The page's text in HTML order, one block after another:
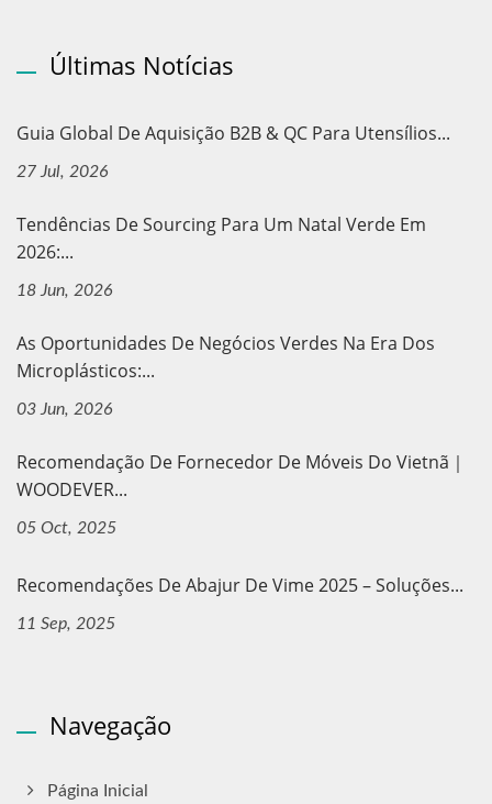
Últimas Notícias
Guia Global De Aquisição B2B & QC Para Utensílios...
27 Jul, 2026
Tendências De Sourcing Para Um Natal Verde Em
2026:...
18 Jun, 2026
As Oportunidades De Negócios Verdes Na Era Dos
Microplásticos:...
03 Jun, 2026
Recomendação De Fornecedor De Móveis Do Vietnã｜
WOODEVER...
05 Oct, 2025
Recomendações De Abajur De Vime 2025 – Soluções...
11 Sep, 2025
Navegação
Página Inicial